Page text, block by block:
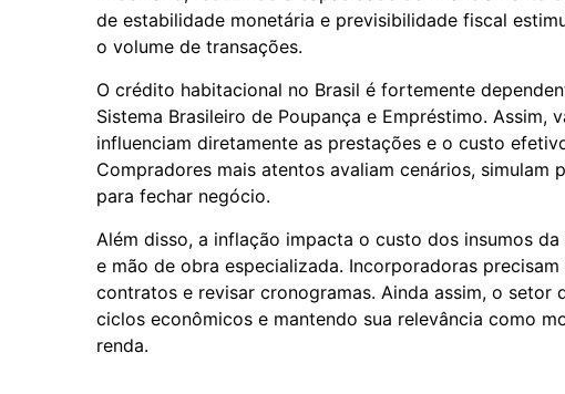
de estabilidade monetária e previsibilidade fiscal
o volume de transações.
O crédito habitacional no Brasil é fortemente
Sistema Brasileiro de Poupança e Empréstimo. Assim,
influenciam diretamente as prestações e o custo
Compradores mais atentos avaliam cenários, simulam
para fechar negócio.
Além disso, a inflação impacta o custo dos insumos
e mão de obra especializada. Incorporadoras
contratos e revisar cronogramas. Ainda assim, o setor
ciclos econômicos e mantendo sua relevância como
renda.